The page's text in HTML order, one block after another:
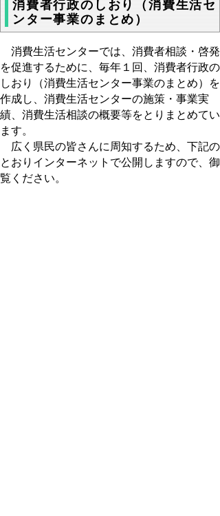
消費者行政のしおり（消費生活セ
ンター事業のまとめ）
消費生活センターでは、消費者相談・啓発
を促進するために、毎年１回、消費者行政の
しおり（消費生活センター事業のまとめ）を
作成し、消費生活センターの施策・事業実
績、消費生活相談の概要等をとりまとめてい
ます。
広く県民の皆さんに周知するため、下記の
とおりインターネットで公開しますので、御
覧ください。